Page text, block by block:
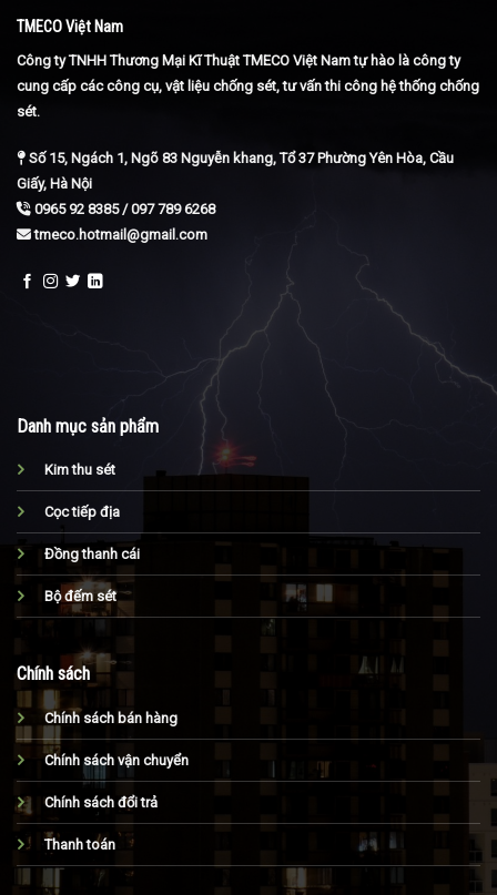
TMECO Việt Nam
Công ty TNHH Thương Mại Kĩ Thuật TMECO Việt Nam tự hào là công ty
cung cấp các công cụ, vật liệu chống sét, tư vấn thi công hệ thống chống
sét.
Số 15, Ngách 1, Ngõ 83 Nguyễn khang, Tổ 37 Phường Yên Hòa, Cầu
Giấy, Hà Nội
0965 92 8385 / 097 789 6268
tmeco.hotmail@gmail.com
Danh mục sản phẩm
Kim thu sét
Cọc tiếp địa
Đồng thanh cái
Bộ đếm sét
Chính sách
Chính sách bán hàng
Chính sách vận chuyển
Chính sách đổi trả
Thanh toán